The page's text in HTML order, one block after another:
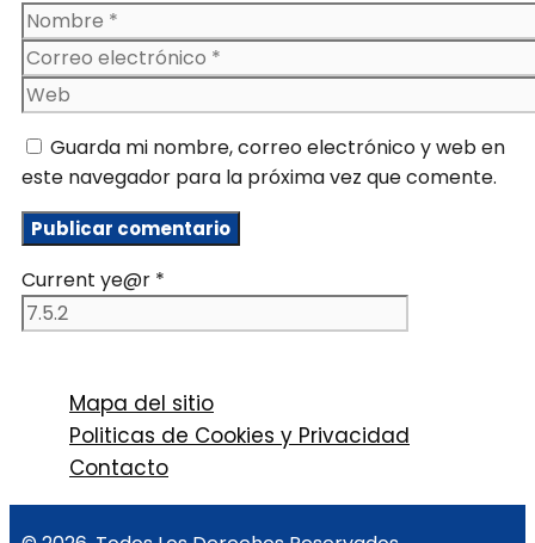
Nombre
Correo
electrónico
Web
Guarda mi nombre, correo electrónico y web en
este navegador para la próxima vez que comente.
Current ye@r *
Mapa del sitio
Politicas de Cookies y Privacidad
Contacto